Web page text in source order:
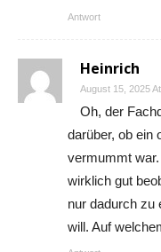
Antwort
Heinrich
August 15, 2025
Oh, der
darüber, ob ein
vermummt
wirklich gut
nur dadurch zu
will. Auf